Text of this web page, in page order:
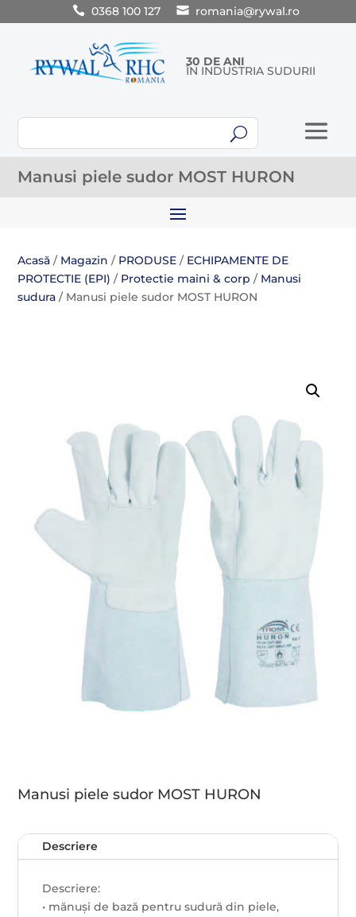
0368 100 127 romania@rywal.ro
30 DE ANI
ÎN INDUSTRIA SUDURII
U
Manusi piele sudor MOST HURON
Acasă / Magazin / PRODUSE / ECHIPAMENTE DE
PROTECTIE (EPI) / Protectie maini & corp / Manusi
sudura / Manusi piele sudor MOST HURON
Manusi piele sudor MOST HURON
Descriere
Descriere:
• mănuși de bază pentru sudură din piele,